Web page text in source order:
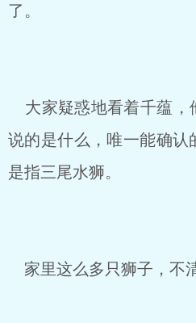
了。
大家疑惑地看着千蕴，
说的是什么，唯一能确认
是指三尾水狮。
家里这么多只狮子，不